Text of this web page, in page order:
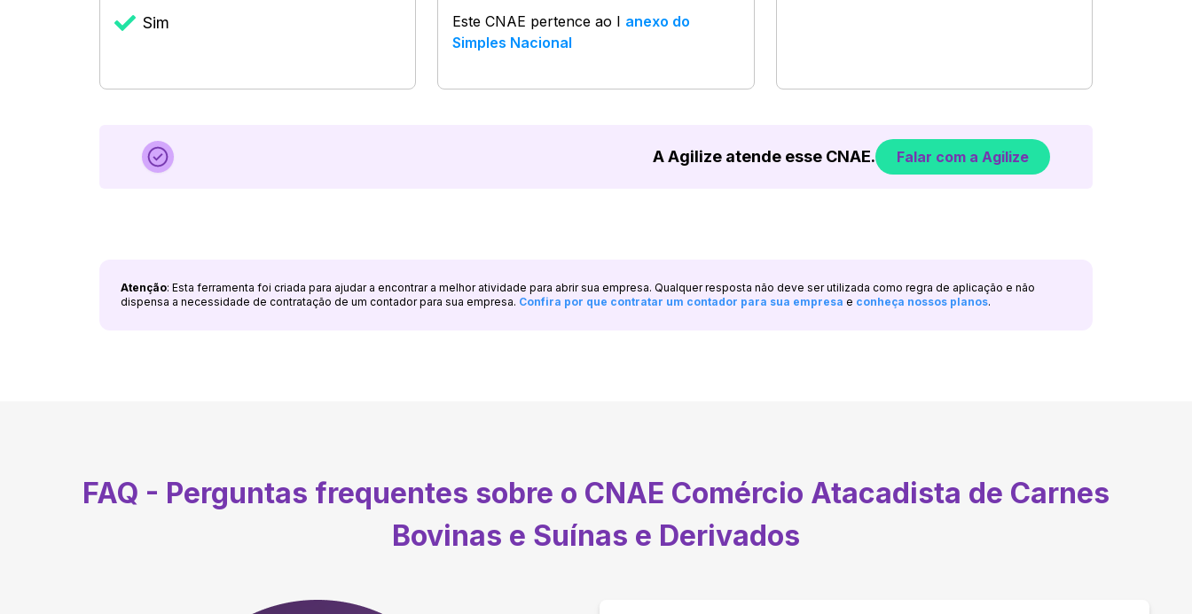
Sim Este CNAE pertence ao I anexo do
Simples Nacional
A Agilize atende esse CNAE. Falar com a Agilize
Atenção: Esta ferramenta foi criada para ajudar a encontrar a melhor atividade para abrir sua empresa. Qualquer resposta não deve ser utilizada como regra de aplicação e não
dispensa a necessidade de contratação de um contador para sua empresa. Confira por que contratar um contador para sua empresa e conheça nossos planos.
FAQ - Perguntas frequentes sobre o CNAE Comércio Atacadista de Carnes
Bovinas e Suínas e Derivados